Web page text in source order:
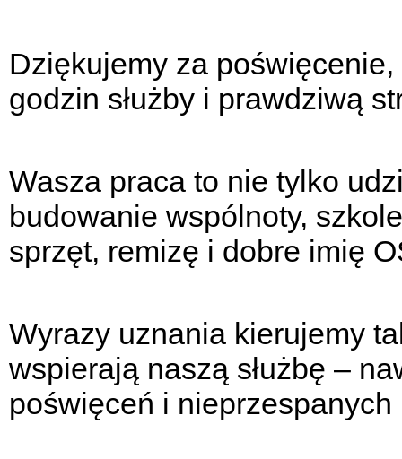
Dziękujemy za
godzin służby i prawdziwą
Wasza praca to nie tylko
budowanie wspólnoty,
sprzęt, remizę i dobre imię
Wyrazy uznania kierujemy
wspierają naszą służbę –
poświęceń i nieprzespanych